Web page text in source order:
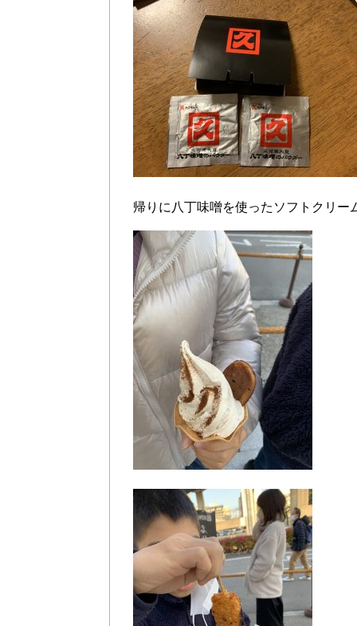
帰りに八丁味噌を使ったソフトクリ